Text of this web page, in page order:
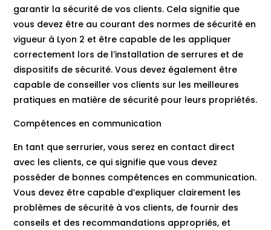
garantir la sécurité de vos clients. Cela signifie que
vous devez être au courant des normes de sécurité en
vigueur à Lyon 2 et être capable de les appliquer
correctement lors de l’installation de serrures et de
dispositifs de sécurité. Vous devez également être
capable de conseiller vos clients sur les meilleures
pratiques en matière de sécurité pour leurs propriétés.
Compétences en communication
En tant que serrurier, vous serez en contact direct
avec les clients, ce qui signifie que vous devez
posséder de bonnes compétences en communication.
Vous devez être capable d’expliquer clairement les
problèmes de sécurité à vos clients, de fournir des
conseils et des recommandations appropriés, et